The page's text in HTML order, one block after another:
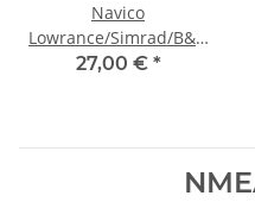
Navico
Lowrance/Simrad/B&G
Ethernet 5-Pin(w) auf
27,00 € *